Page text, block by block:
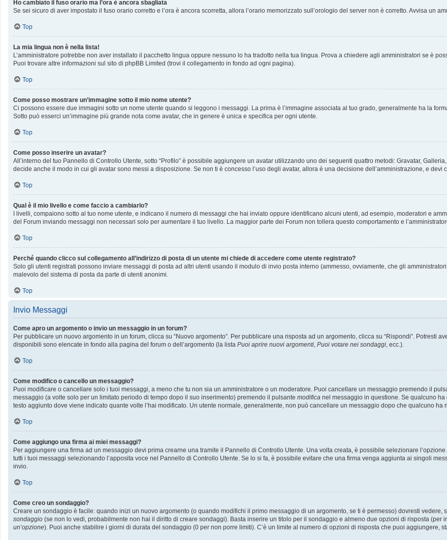
Ho cambiato il fuso orario ma l’ora è ancora sbagliata
Se sei sicuro di aver impostato il fuso orario corretto e l’ora è ancora scorretta, allora l’orario memorizzato sull’orologio del server non è corretto. Avvisa un
Top
La mia lingua non è nella lista!
L’amministratore potrebbe non aver installato il pacchetto lingua oppure nessuno lo ha tradotto nella tua lingua. Prova a chiedere agli amministratori se è
Puoi trovare altre informazioni sul sito di phpBB Limited (trovi il collegamento in fondo ad ogni pagina).
Top
Come posso mostrare un’immagine sotto il mio nome utente?
Ci possono essere due immagini sotto un nome utente quando si leggono i messaggi. La prima è l’immagine associata al tuo grado, generalmente ha la
Sotto può esserci un’immagine più grande nota come avatar, che in genere è unica e specifica per ogni utente.
Top
Come posso inserire un avatar?
All’interno del tuo Pannello di Controllo Utente, sotto “Profilo” è possibile aggiungere un avatar utilizzando uno dei seguenti quattro metodi: Gravatar,
decide anche il modo in cui gli avatar sono messi a disposizione. Se non ti è concesso l’uso degli avatar, allora è una decisione dell’amministrazione, e devi
Top
Qual è il mio livello e come faccio a cambiarlo?
I livelli, compaiono sotto al tuo nome utente, e indicano il numero di messaggi che hai inviato oppure identificano alcuni utenti, ad esempio, moderatori e
del Forum inviando messaggi non necessari solo per aumentare il tuo livello. La maggior parte dei Forum non tollera questo comportamento e
Top
Perché quando clicco sul collegamento all’indirizzo di posta di un utente mi chiede di accedere come utente registrato?
Solo gli utenti registrati possono inviare messaggi di posta ad altri utenti usando il modulo di invio posta interno (ammesso, ovviamente, che gli
malevolo del sistema di posta da parte di utenti anonimi.
Top
Invio Messaggi
Come apro un argomento o invio un messaggio in un forum?
Per pubblicare un nuovo argomento in un forum, clicca su “Nuovo argomento”. Per pubblicare una risposta ad un argomento, clicca su “Rispondi”. Potresti
disponibili sono elencate in fondo alla pagina del forum o dell’argomento (la lista Puoi aprire nuovi argomenti, Puoi votare nei sondaggi, ecc.).
Top
Come modifico o cancello un messaggio?
Puoi modificare o cancellare solo i tuoi messaggi, a meno che tu non sia un amministratore o un moderatore. Puoi cancellare un messaggio premendo il
messaggio (a volte solo per un limitato periodo di tempo dopo il suo inserimento) premendo il pulsante modifica nel messaggio in questione. Se qualcuno
testo aggiunto dove viene indicato quante volte l’hai modificato. Un utente normale, generalmente, non può cancellare un messaggio dopo che qualcuno ha
Top
Come aggiungo una firma ai miei messaggi?
Per aggiungere una firma ad un messaggio devi prima crearne una tramite il Pannello di Controllo Utente. Una volta creata, è possibile selezionare l’opzione
tutti i tuoi messaggi selezionando l’apposita voce nel Pannello di Controllo Utente. Se lo si fa, è possibile evitare che una firma venga aggiunta ai singoli
invio.
Top
Come creo un sondaggio?
Creare un sondaggio è facile: quando inizi un nuovo argomento (o quando modifichi il primo messaggio di un argomento, se ti è permesso) dovresti
sondaggio (se non lo vedi, probabilmente non hai il diritto di creare sondaggi). Basta inserire un titolo per il sondaggio e almeno due opzioni di risposta (per
un’opzione). Puoi anche stabilire i giorni di durata del sondaggio (0 per non porre limiti). C’è un limite al numero di opzioni di risposta che puoi aggiungere,